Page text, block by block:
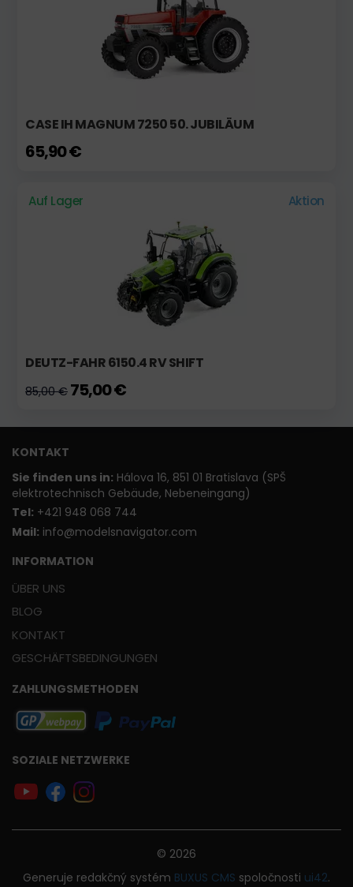
CASE IH MAGNUM 7250 50. JUBILÄUM
65,90 €
Auf Lager Aktion
DEUTZ-FAHR 6150.4 RV SHIFT
85,00 € 75,00 €
KONTAKT
Sie finden uns in: Hálova 16, 851 01 Bratislava (SPŠ
elektrotechnisch Gebäude, Nebeneingang)
Tel: +421 948 068 744
Mail: info@modelsnavigator.com
INFORMATION
ÜBER UNS
BLOG
KONTAKT
GESCHÄFTSBEDINGUNGEN
ZAHLUNGSMETHODEN
SOZIALE NETZWERKE
© 2026
Generuje redakčný systém BUXUS CMS spoločnosti ui42.